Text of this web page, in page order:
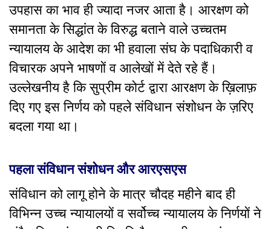
उपहास का भाव ही ज्यादा नजर आता है। आरक्षण को
समानता के सिद्धांत के विरुद्ध बताने वाले उच्चतम
न्यायालय के आदेश का भी हवाला संघ के पदाधिकारी व
विचारक अपने भाषणों व आलेखों में देते रहे हैं।
उल्लेखनीय है कि सुप्रीम कोर्ट द्वारा आरक्षण के ख़िलाफ़
दिए गए इस निर्णय को पहले संविधान संशोधन के ज़रिए
बदला गया था।
पहला संविधान संशोधन और आरएसएस
संविधान को लागू होने के मात्र चौदह महीने बाद ही
विभिन्न उच्च न्यायालयों व सर्वोच्च न्यायालय के निर्णयों ने